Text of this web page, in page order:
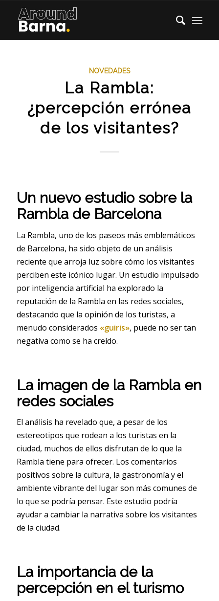
NOVEDADES
La Rambla:
¿percepción errónea
de los visitantes?
Un nuevo estudio sobre la
Rambla de Barcelona
La Rambla, uno de los paseos más emblemáticos
de Barcelona, ha sido objeto de un análisis
reciente que arroja luz sobre cómo los visitantes
perciben este icónico lugar. Un estudio impulsado
por inteligencia artificial ha explorado la
reputación de la Rambla en las redes sociales,
destacando que la opinión de los turistas, a
menudo considerados «guiris», puede no ser tan
negativa como se ha creído.
La imagen de la Rambla en
redes sociales
El análisis ha revelado que, a pesar de los
estereotipos que rodean a los turistas en la
ciudad, muchos de ellos disfrutan de lo que la
Rambla tiene para ofrecer. Los comentarios
positivos sobre la cultura, la gastronomía y el
ambiente vibrante del lugar son más comunes de
lo que se podría pensar. Este estudio podría
ayudar a cambiar la narrativa sobre los visitantes
de la ciudad.
La importancia de la
percepción en el turismo